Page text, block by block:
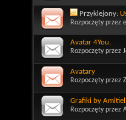
Przyklejony:
Rozpoczęty przez
Avatar 4You.
Rozpoczęty przez
Avatary
Rozpoczęty przez
Grafiki by Amitiel
Rozpoczęty przez